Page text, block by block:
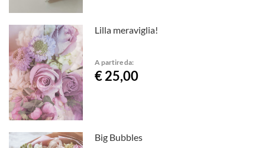
Lilla meraviglia!
A partire da:
€ 25,00
Big Bubbles